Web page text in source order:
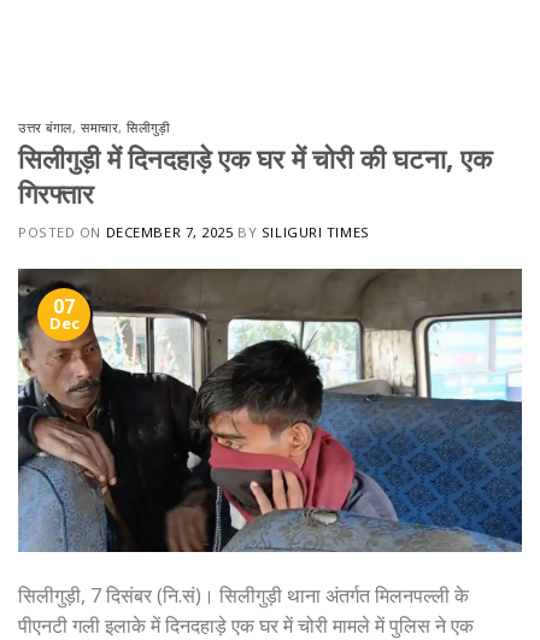
उत्तर बंगाल,समाचार,सिलीगुड़ी
सिलीगुड़ी में दिनदहाड़े एक घर में चोरी की घटना, एक
गिरफ्तार
POSTED ON DECEMBER 7, 2025 BY SILIGURI TIMES
07
Dec
सिलीगुड़ी, 7 दिसंबर (नि.सं)। सिलीगुड़ी थाना अंतर्गत मिलनपल्ली के
पीएनटी गली इलाके में दिनदहाड़े एक घर में चोरी मामले में पुलिस ने एक